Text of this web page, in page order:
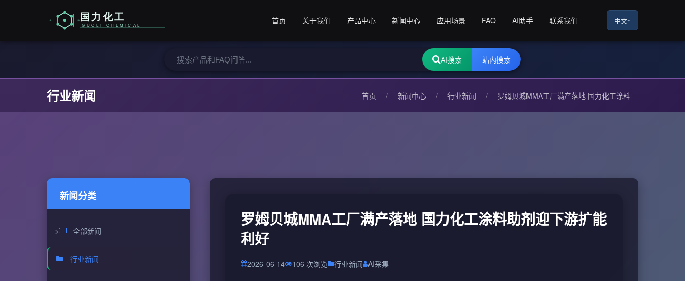
首页 关于我们 产品中心 新闻中心 应用场景 FAQ AI助手 联系我们 中文
AI搜索 站内搜索
行业新闻 首页 / 新闻中心 / 行业新闻 / 罗姆贝城MMA工厂满产落地 国力化工涂料
新闻分类
> 全部新闻
行业新闻
罗姆贝城MMA工厂满产落地 国力化工涂料助剂迎下游扩能
利好
2026-06-14 106 次浏览 行业新闻 AI采集